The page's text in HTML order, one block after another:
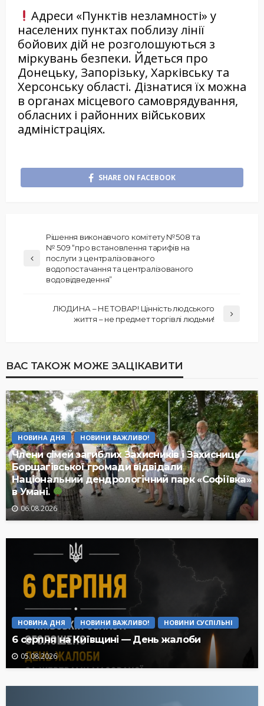
Адреси «Пунктів незламності» у
населених пунктах поблизу лінії
бойових дій не розголошуються з
міркувань безпеки. Йдеться про
Донецьку, Запорізьку, Харківську та
Херсонську області. Дізнатися їх можна
в органах місцевого самоврядування,
обласних і районних військових
адміністраціях.
SHARE ON FACEBOOK
Рішення виконавчого комітету №508 та
№ 509 “про встановлення тарифів на
послуги з централізованого
водопостачання та централізованого
водовідведення”
ЛЮДИНА – НЕ ТОВАР! Цінність людського
життя – не предмет торгівлі людьми!
ВАС ТАКОЖ МОЖЕ ЗАЦІКАВИТИ
НОВИНА ДНЯ НОВИНИ ВАЖЛИВО!
Члени сімей загиблих Захисників і Захисниць
Борщагівської громади відвідали
Національний дендрологічний парк «Софіївка»
в Умані.
06.08.2026
НОВИНА ДНЯ НОВИНИ ВАЖЛИВО! НОВИНИ СУСПІЛЬНІ
6 серпня на Київщині — День жалоби
05.08.2026